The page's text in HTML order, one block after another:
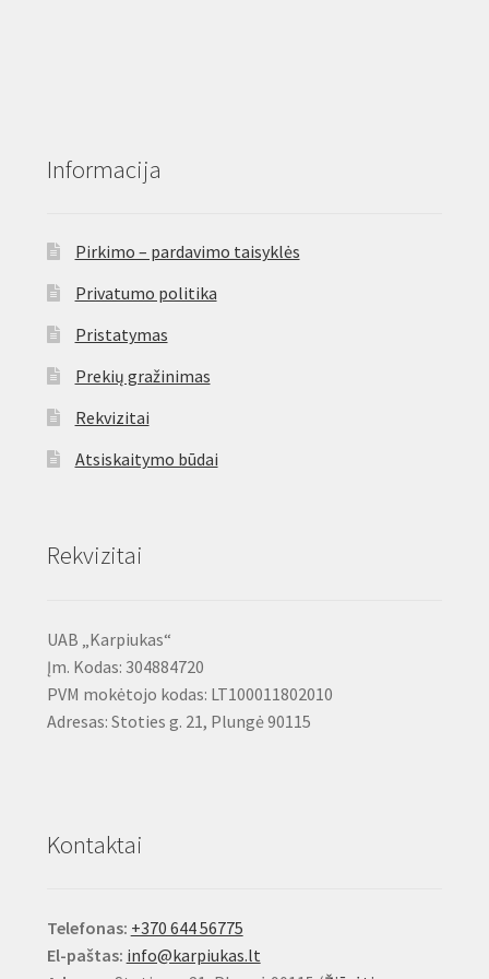
Informacija
Pirkimo – pardavimo taisyklės
Privatumo politika
Pristatymas
Prekių gražinimas
Rekvizitai
Atsiskaitymo būdai
Rekvizitai
UAB „Karpiukas“
Įm. Kodas: 304884720
PVM mokėtojo kodas: LT100011802010
Adresas: Stoties g. 21, Plungė 90115
Kontaktai
Telefonas: +370 644 56775
El-paštas: info@karpiukas.lt